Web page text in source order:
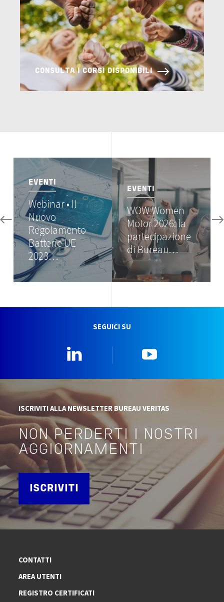
CONSULTA I CORSI DISPONIBILI
Image
EVENTI
Webinar • Il
Nuovo
Regolamento
Batterie UE
2023…
Image
EVENTI
WOW Women
Motor 2026: la
partecipazione
di Bureau…
SEGUICI SU
ISCRIVITI ALLA NEWSLETTER BUREAU VERITAS
NON PERDERTI I NOSTRI
AGGIORNAMENTI
ISCRIVITI
CONTATTI
AREA UTENTI
REGISTRO CERTIFICATI